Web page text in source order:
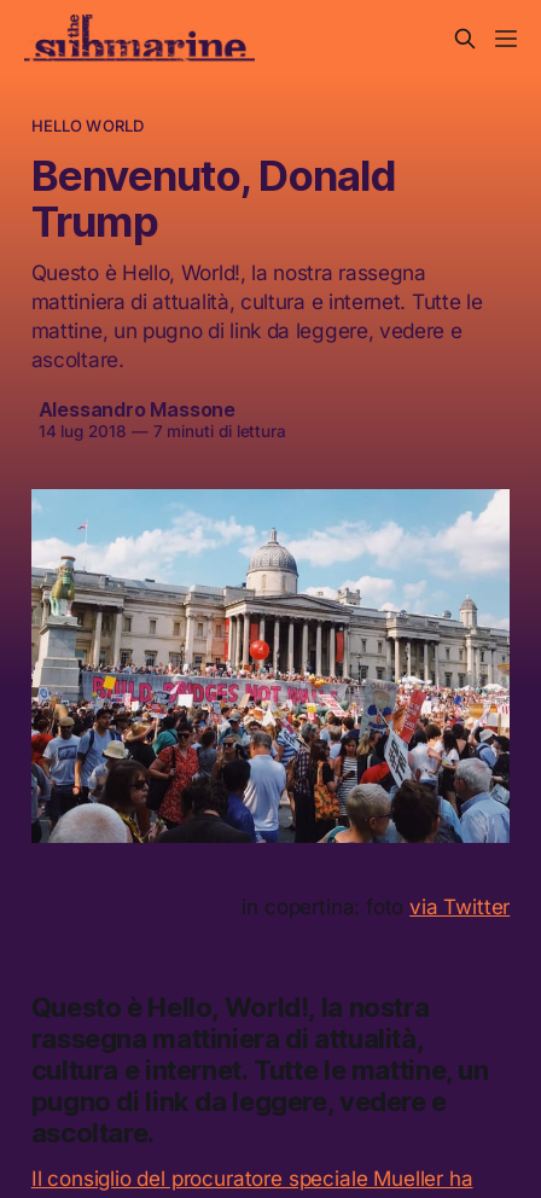
HELLO WORLD
Benvenuto, Donald
Trump
Questo è Hello, World!, la nostra rassegna
mattiniera di attualità, cultura e internet. Tutte le
mattine, un pugno di link da leggere, vedere e
ascoltare.
Alessandro Massone
14 lug 2018 —7 minuti di lettura
in copertina: fotovia Twitter
Questo è Hello, World!, la nostra
rassegna mattiniera di attualità,
cultura e internet. Tutte le mattine, un
pugno di link da leggere, vedere e
ascoltare.
Il consiglio del procuratore speciale Mueller ha